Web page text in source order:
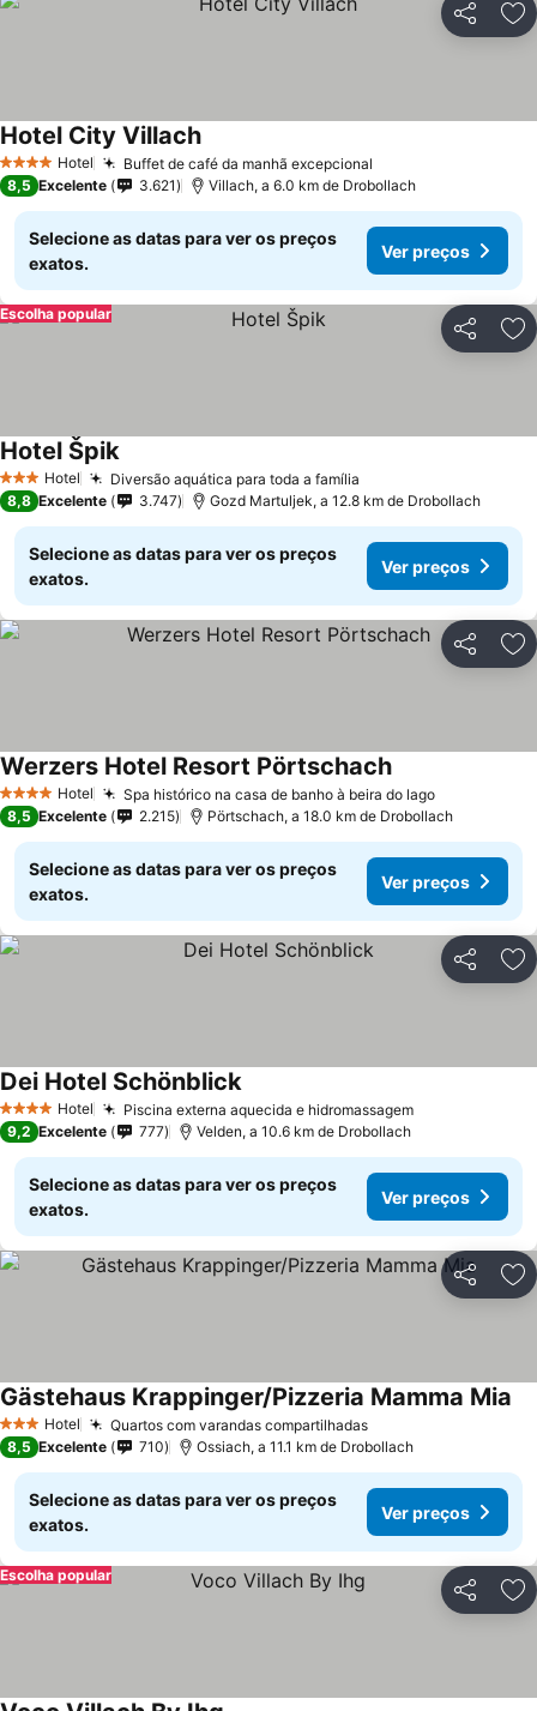
Partilhar
4 EstrelasHotel Buffet de café da manhã excepcional
Hotel City Villach
8,5 Excelente 3.621 Villach, a 6.0 km de Drobollach
Selecione as datas para ver os preços
exatos.
Ver preços
Partilhar
Escolha popular
3 EstrelasHotel Diversão aquática para toda a família
Hotel Špik
8,8 Excelente 3.747 Gozd Martuljek, a 12.8 km de Drobollach
Selecione as datas para ver os preços
exatos.
Ver preços
Partilhar
4 EstrelasHotel Spa histórico na casa de banho à beira do lago
Werzers Hotel Resort Pörtschach
8,5 Excelente 2.215 Pörtschach, a 18.0 km de Drobollach
Selecione as datas para ver os preços
exatos.
Ver preços
Partilhar
4 EstrelasHotel Piscina externa aquecida e hidromassagem
Dei Hotel Schönblick
9,2 Excelente 777 Velden, a 10.6 km de Drobollach
Selecione as datas para ver os preços
exatos.
Ver preços
Partilhar
3 EstrelasHotel Quartos com varandas compartilhadas
Gästehaus Krappinger/Pizzeria Mamma Mia
8,5 Excelente 710 Ossiach, a 11.1 km de Drobollach
Selecione as datas para ver os preços
exatos.
Ver preços
Partilhar
Escolha popular